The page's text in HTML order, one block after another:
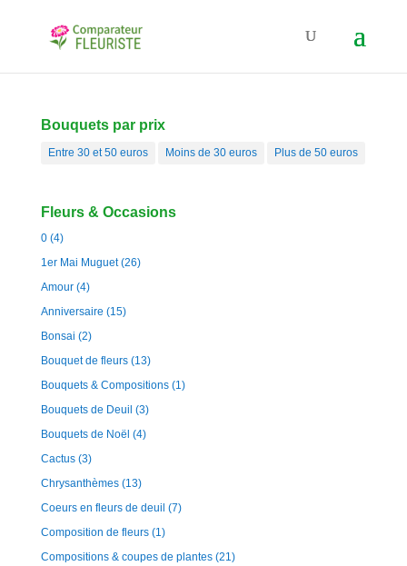
Bouquets par prix
Entre 30 et 50 euros Moins de 30 euros Plus de 50 euros
Fleurs & Occasions
0 (4)
1er Mai Muguet (26)
Amour (4)
Anniversaire (15)
Bonsai (2)
Bouquet de fleurs (13)
Bouquets & Compositions (1)
Bouquets de Deuil (3)
Bouquets de Noël (4)
Cactus (3)
Chrysanthèmes (13)
Coeurs en fleurs de deuil (7)
Composition de fleurs (1)
Compositions & coupes de plantes (21)